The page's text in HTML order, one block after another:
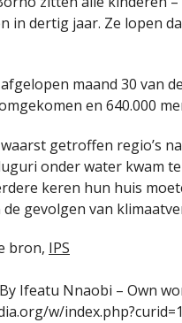
in dertig jaar. Ze lopen
maand 30 van
en 640.000
getroffen regio’s
onder water kwam
keren hun huis
gevolgen van
bron, IPS
Ifeatu Nnaobi – Own
w/